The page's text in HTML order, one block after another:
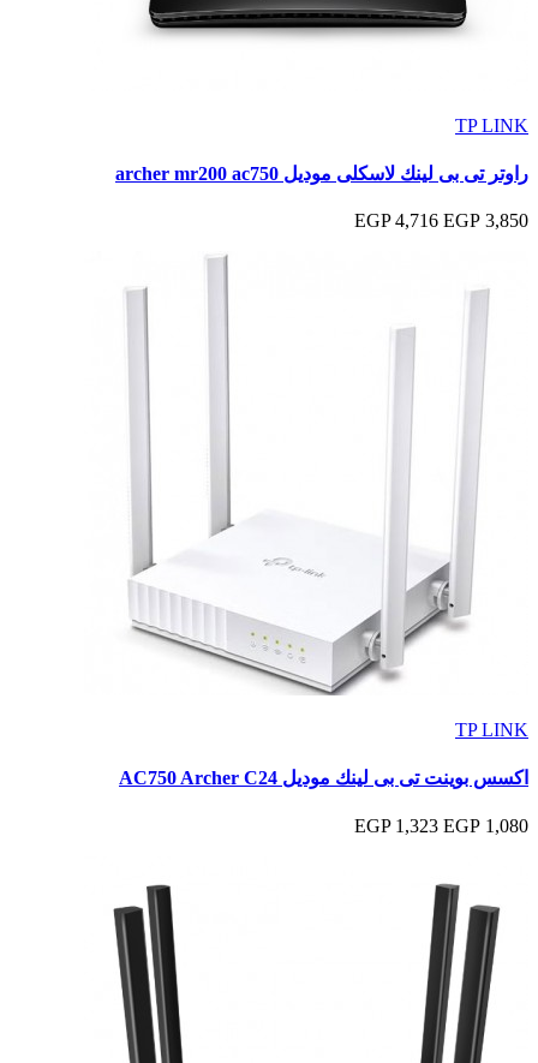
TP LINK
راوتر تى بى لينك لاسكلى موديل archer mr200 ac750
3,850 EGP
4,716 EGP
TP LINK
اكسس بوينت تى بى لينك موديل AC750 Archer C24
1,080 EGP
1,323 EGP